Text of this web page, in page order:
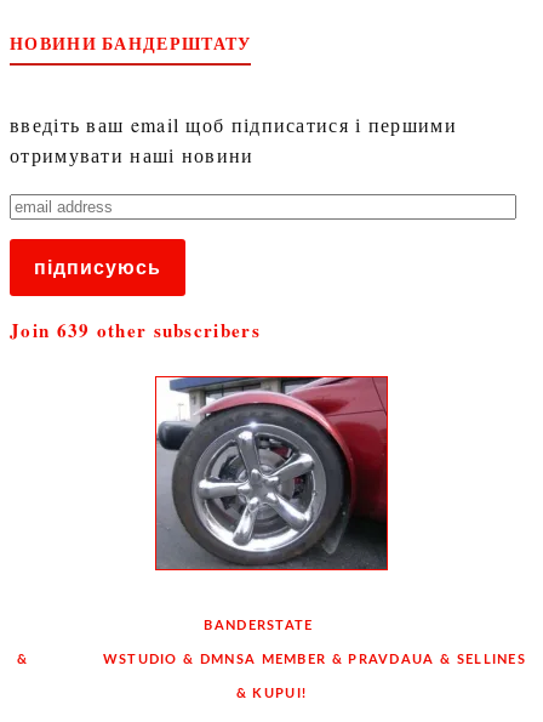
НОВИНИ БАНДЕРШТАТУ
введіть ваш email щоб підписатися і першими
отримувати наші новини
email
address
підписуюсь
Join 639 other subscribers
BANDERSTATE
& WSTUDIO & DMNSA MEMBER & PRAVDAUA & SELLINES
& KUPUI!